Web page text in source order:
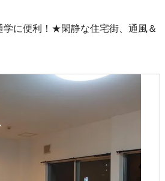
に便利！★閑静な住宅街、通風＆